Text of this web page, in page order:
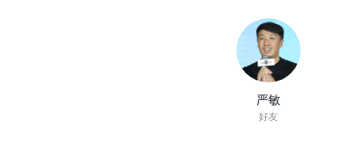
严敏
好友